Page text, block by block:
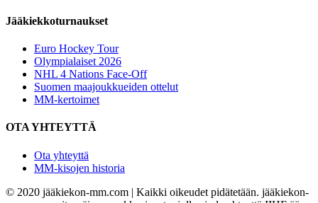
Jääkiekkoturnaukset
Euro Hockey Tour
Olympialaiset 2026
NHL 4 Nations Face-Off
Suomen maajoukkueiden ottelut
MM-kertoimet
OTA YHTEYTTÄ
Ota yhteyttä
MM-kisojen historia
© 2020 jääkiekon-mm.com | Kaikki oikeudet pidätetään. jääkiekon-